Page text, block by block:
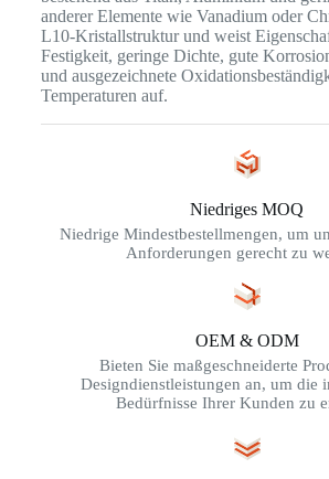
anderer Elemente wie Vanadium oder
L10-Kristallstruktur und weist
Festigkeit, geringe Dichte, gute
und ausgezeichnete
Temperaturen auf.
Niedriges MOQ
Niedrige Mindestbestellmengen, um
Anforderungen gerecht zu
OEM & ODM
Bieten Sie maßgeschneiderte
Designdienstleistungen an, um die
Bedürfnisse Ihrer Kunden zu